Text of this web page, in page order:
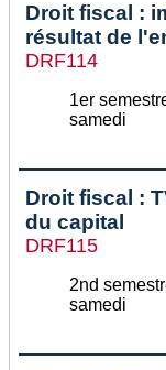
Droit fiscal :
résultat de
DRF114
1er
samedi
Droit fiscal :
du capital
DRF115
2nd
samedi